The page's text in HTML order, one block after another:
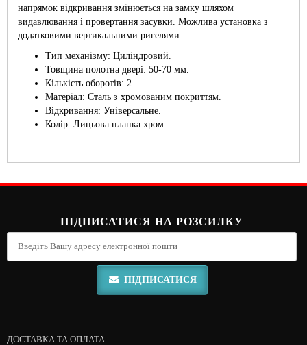
напрямок відкривання змінюється на замку шляхом
видавлювання і провертання засувки. Можлива установка з
додатковими вертикальними ригелями.
Тип механізму: Циліндровий.
Товщина полотна двері: 50-70 мм.
Кількість оборотів: 2.
Матеріал: Сталь з хромованим покриттям.
Відкривання: Універсальне.
Колір: Лицьова планка хром.
ПІДПИСАТИСЯ НА РОЗСИЛКУ
ПІДПИСАТИСЯ
ДОСТАВКА ТА ОПЛАТА